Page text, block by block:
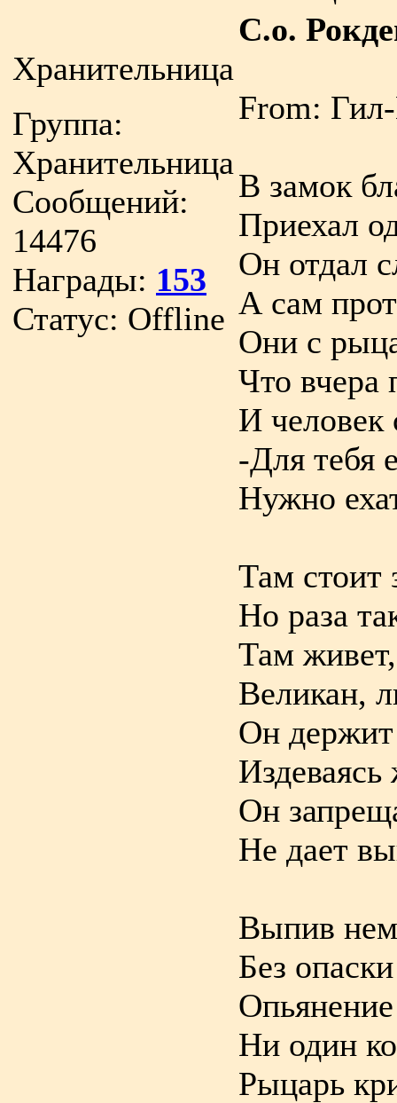
Хранительница
Группа:
Хранительница
Сообщений:
14476
Награды: 153
Статус: Offline
С.о.
From:
В замок
Приехал
Он отдал
А сам
Они с
Что вчера
И человек
-Для тебя
Нужно
Там стоит
Но раза
Там
Великан,
Он держит
Он
Не дает
Выпив
Без
Ни один
Рыцарь